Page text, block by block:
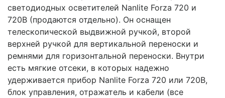
светодиодных осветителей Nanlite Forza 720 и
720B (продаются отдельно). Он оснащен
телескопической выдвижной ручкой, второй
верхней ручкой для вертикальной переноски и
ремнями для горизонтальной переноски. Внутри
есть мягкие отсеки, в которых надежно
удерживается прибор Nanlite Forza 720 или 720B,
блок управления, отражатель и кабели (все